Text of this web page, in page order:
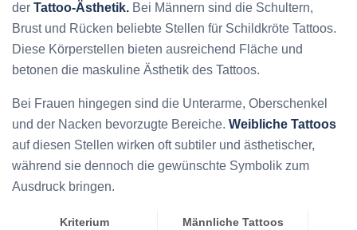
der Tattoo-Ästhetik. Bei Männern sind die Schultern,
Brust und Rücken beliebte Stellen für Schildkröte Tattoos.
Diese Körperstellen bieten ausreichend Fläche und
betonen die maskuline Ästhetik des Tattoos.
Bei Frauen hingegen sind die Unterarme, Oberschenkel
und der Nacken bevorzugte Bereiche. Weibliche Tattoos
auf diesen Stellen wirken oft subtiler und ästhetischer,
während sie dennoch die gewünschte Symbolik zum
Ausdruck bringen.
Kriterium Männliche Tattoos